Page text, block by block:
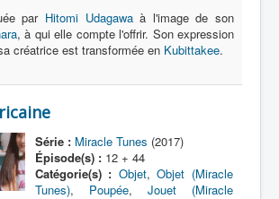
Miracle Tunes ! (アイ
ミラクル ちゅーんず !) =
Miracle Tunes !
par Hitomi Udagawaà l'image de son
, à qui elle compte l'offrir. Son expression
créatrice est transformée en Kubittakee.
Série : Miracle Tunes (2017)
Épisode(s) :12 + 44
Catégorie(s) : Objet,Objet (Miracle
Tunes), Poupée, Jouet (Miracle